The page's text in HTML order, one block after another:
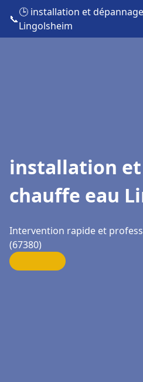
📞
🕒 installation et
Lingolsheim
installation
chauffe eau
Intervention rapide et
(67380)